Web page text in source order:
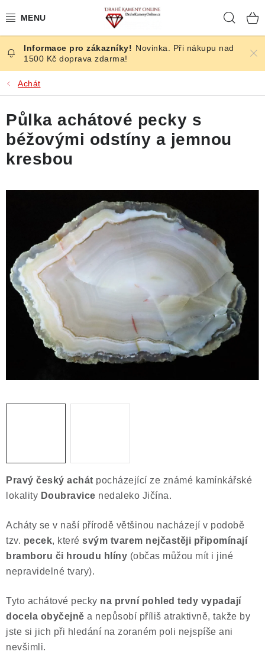
na
ČESKÉ KAMENY
ŠPERKY
KAMENY ZE SVĚTA
BROUŠENÉ
KRYSTALY
ČLÁNKY
NALEZIŠTĚ
NÁŠ PŘÍBĚH
VIDEOGALERIE
Výkup minerálů a drahých kamenů
Formulář pro odstoupení od smlouvy
Poučení o právu na odstoupení od smlouvy
Novinka. Při nákupu nad
1500 Kč doprava zdarma!
Achát
Pravý český achát pocházející ze známé kamínkářské
lokality Doubravice nedaleko Jičína.
Acháty se v naší přírodě většinou nacházejí v podobě
tzv. pecek, které svým tvarem nejčastěji připomínají
bramboru či hroudu hlíny (občas můžou mít i jiné
nepravidelné tvary).
Tyto achátové pecky na první pohled tedy vypadají
docela obyčejně a nepůsobí příliš atraktivně, takže by
jste si jich při hledání na zoraném poli nejspíše ani
nevšimli.
Půlka achátové pecky s
béžovými odstíny a jemnou
kresbou